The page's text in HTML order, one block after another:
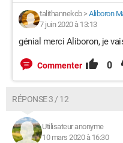
talithannekcb> Aliboron
7 juin 2020 à 13:13
génial merci Aliboron, je
Commenter 0
RÉPONSE 3 / 12
Utilisateur anonyme
10 mars 2020 à 16:30